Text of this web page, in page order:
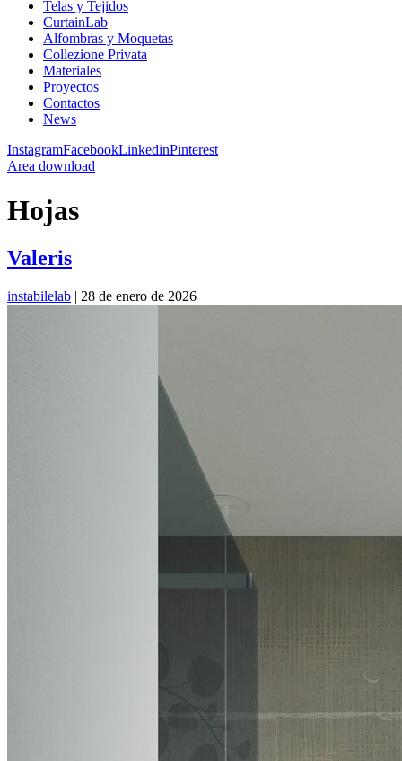
Telas y Tejidos
CurtainLab
Alfombras y Moquetas
Collezione Privata
Materiales
Proyectos
Contactos
News
InstagramFacebookLinkedinPinterest
Area download
Hojas
Valeris
instabilelab | 28 de enero de 2026